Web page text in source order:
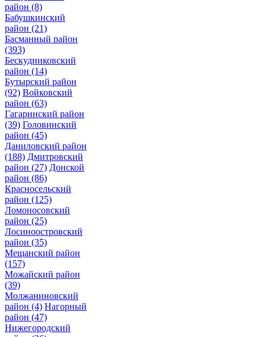
район (8)
Бабушкинский
район (21)
Басманный район
(393)
Бескудниковский
район (14)
Бутырский район
(92) Войковский
район (63)
Гагаринский район
(39) Головинский
район (45)
Даниловский район
(188) Дмитровский
район (27) Донской
район (86)
Красносельский
район (125)
Ломоносовский
район (25)
Лосиноостровский
район (35)
Мещанский район
(157)
Можайский район
(39)
Молжаниновский
район (4) Нагорный
район (47)
Нижегородский